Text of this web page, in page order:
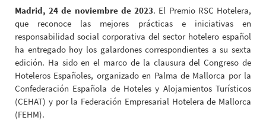
Madrid, 24 de noviembre de 2023. El Premio RSC Hotelera,
que reconoce las mejores prácticas e iniciativas en
responsabilidad social corporativa del sector hotelero español
ha entregado hoy los galardones correspondientes a su sexta
edición. Ha sido en el marco de la clausura del Congreso de
Hoteleros Españoles, organizado en Palma de Mallorca por la
Confederación Española de Hoteles y Alojamientos Turísticos
(CEHAT) y por la Federación Empresarial Hotelera de Mallorca
(FEHM).